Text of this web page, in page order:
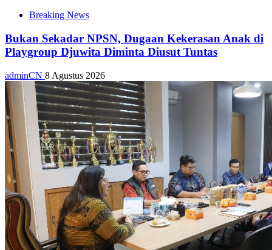
Breaking News
Bukan Sekadar NPSN, Dugaan Kekerasan Anak di
Playgroup Djuwita Diminta Diusut Tuntas
adminCN 8 Agustus 2026